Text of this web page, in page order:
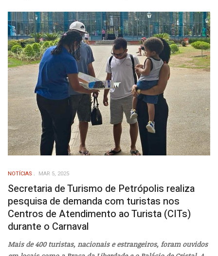
NOTÍCIAS MAR 5, 2025
Secretaria de Turismo de Petrópolis realiza
pesquisa de demanda com turistas nos
Centros de Atendimento ao Turista (CITs)
durante o Carnaval
Mais de 400 turistas, nacionais e estrangeiros, foram ouvidos